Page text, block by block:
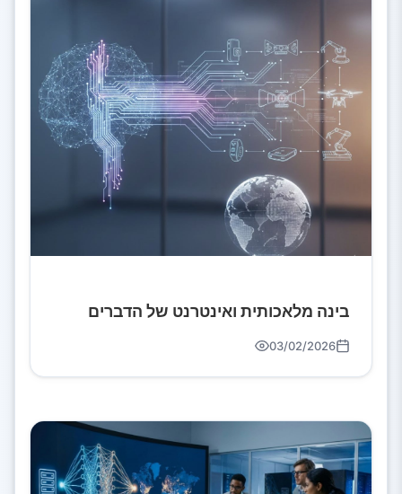
בינה מלאכותית ואינטרנט של הדברים
03/02/2026